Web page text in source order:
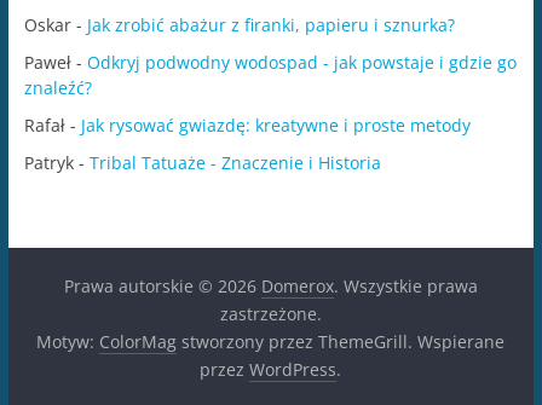
Oskar- Jak zrobić abażur z firanki, papieru i sznurka?
Paweł- Odkryj podwodny wodospad - jak powstaje i gdzie go
znaleźć?
Rafał- Jak rysować gwiazdę: kreatywne i proste metody
Patryk- Tribal Tatuaże - Znaczenie i Historia
Prawa autorskie © 2026 Domerox. Wszystkie prawa
zastrzeżone.
Motyw: ColorMag stworzony przez ThemeGrill. Wspierane
przezWordPress.